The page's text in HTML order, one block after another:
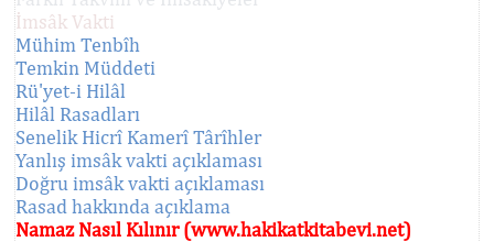
İmsâk Vakti
Mühim Tenbîh
Temkin Müddeti
Rü'yet-i Hilâl
Hilâl Rasadları
Senelik Hicrî Kamerî Târîhler
Yanlış imsâk vakti açıklaması
Doğru imsâk vakti açıklaması
Rasad hakkında açıklama
Namaz Nasıl Kılınır (www.hakikatkitabevi.net)